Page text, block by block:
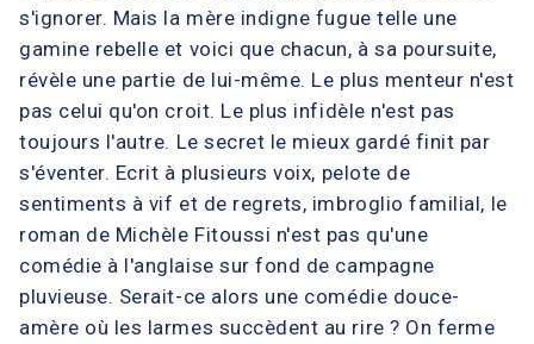
s'ignorer. Mais la mère indigne fugue telle une
gamine rebelle et voici que chacun, à sa poursuite,
révèle une partie de lui-même. Le plus menteur n'est
pas celui qu'on croit. Le plus infidèle n'est pas
toujours l'autre. Le secret le mieux gardé finit par
s'éventer. Ecrit à plusieurs voix, pelote de
sentiments à vif et de regrets, imbroglio familial, le
roman de Michèle Fitoussi n'est pas qu'une
comédie à l'anglaise sur fond de campagne
pluvieuse. Serait-ce alors une comédie douce-
amère où les larmes succèdent au rire ? On ferme